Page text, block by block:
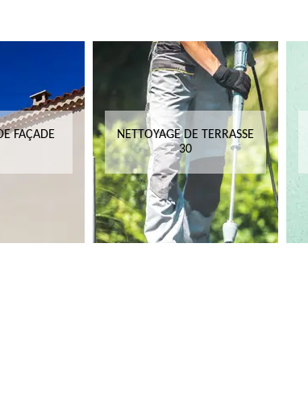
FAÇADE
NETTOYAGE DE TERRASSE
30